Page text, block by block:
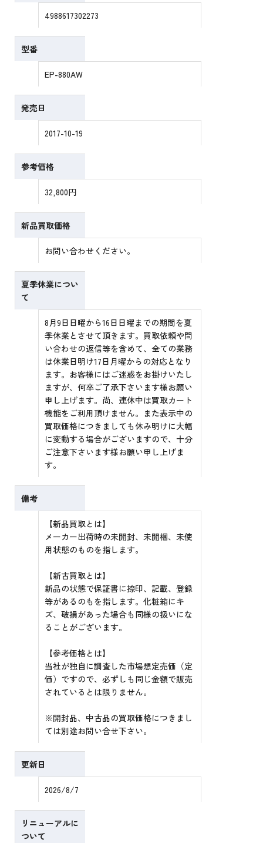
4988617302273
型番
EP-880AW
発売日
2017-10-19
参考価格
32,800円
新品買取価格
お問い合わせください。
夏季休業につい
て
8月9日日曜から16日日曜までの期間を夏
季休業とさせて頂きます。買取依頼や問
い合わせの返信等を含めて、全ての業務
は休業日明け17日月曜からの対応となり
ます。お客様にはご迷惑をお掛けいたし
ますが、何卒ご了承下さいます様お願い
申し上げます。尚、連休中は買取カート
機能をご利用頂けません。また表示中の
買取価格につきましても休み明けに大幅
に変動する場合がございますので、十分
ご注意下さいます様お願い申し上げま
す。
備考
【新品買取とは】
メーカー出荷時の未開封、未開梱、未使
用状態のものを指します。
【新古買取とは】
新品の状態で保証書に捺印、記載、登録
等があるのもを指します。化粧箱にキ
ズ、破損があった場合も同様の扱いにな
ることがございます。
【参考価格とは】
当社が独自に調査した市場想定売価（定
価）ですので、必ずしも同じ金額で販売
されているとは限りません。
※開封品、中古品の買取価格につきまし
ては別途お問い合せ下さい。
更新日
2026/8/7
リニューアルに
ついて